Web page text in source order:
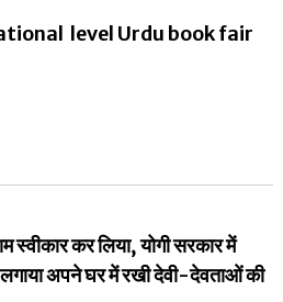
level Urdu book fair
स्वीकार कर लिया, योगी सरकार में
अपने घर में रखी देवी-देवताओं की